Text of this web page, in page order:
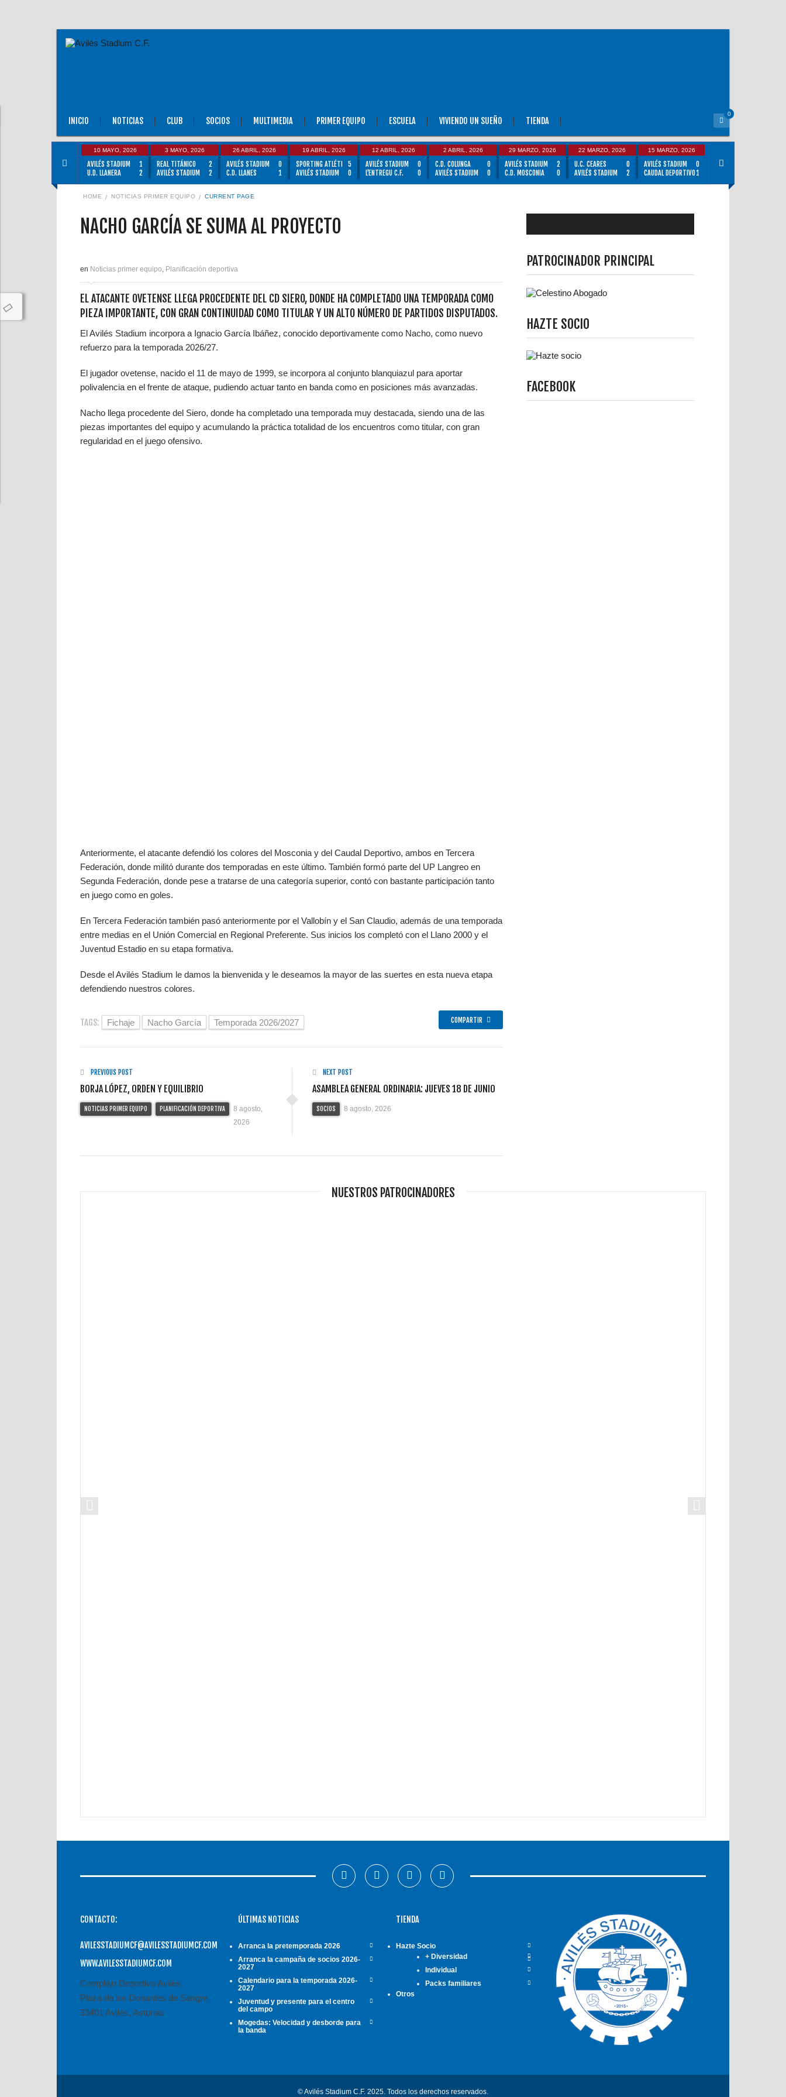
INICIO NOTICIAS CLUB SOCIOS MULTIMEDIA PRIMER EQUIPO ESCUELA VIVIENDO UN SUEÑO TIENDA
0
10 MAYO, 2026
AVILÉS STADIUM
1
U.D. LLANERA
2
3 MAYO, 2026
REAL TITÁNICO
2
AVILÉS STADIUM
2
26 ABRIL, 2026
AVILÉS STADIUM
0
C.D. LLANES
1
19 ABRIL, 2026
SPORTING ATLÉTI
5
AVILÉS STADIUM
0
12 ABRIL, 2026
AVILÉS STADIUM
0
L'ENTREGU C.F.
0
2 ABRIL, 2026
C.D. COLUNGA
0
AVILÉS STADIUM
0
29 MARZO, 2026
AVILÉS STADIUM
2
C.D. MOSCONIA
0
22 MARZO, 2026
U.C. CEARES
0
AVILÉS STADIUM
2
15 MARZO, 2026
AVILÉS STADIUM
0
CAUDAL DEPORTIVO1
HOME NOTICIAS PRIMER EQUIPO CURRENT PAGE
NACHO GARCÍA SE SUMA AL PROYECTO
en Noticias primer equipo, Planificación deportiva
EL ATACANTE OVETENSE LLEGA PROCEDENTE DEL CD SIERO, DONDE HA COMPLETADO UNA TEMPORADA COMO
PIEZA IMPORTANTE, CON GRAN CONTINUIDAD COMO TITULAR Y UN ALTO NÚMERO DE PARTIDOS DISPUTADOS.
El Avilés Stadium incorpora a Ignacio García Ibáñez, conocido deportivamente como Nacho, como nuevo
refuerzo para la temporada 2026/27.
El jugador ovetense, nacido el 11 de mayo de 1999, se incorpora al conjunto blanquiazul para aportar
polivalencia en el frente de ataque, pudiendo actuar tanto en banda como en posiciones más avanzadas.
Nacho llega procedente del Siero, donde ha completado una temporada muy destacada, siendo una de las
piezas importantes del equipo y acumulando la práctica totalidad de los encuentros como titular, con gran
regularidad en el juego ofensivo.
Anteriormente, el atacante defendió los colores del Mosconia y del Caudal Deportivo, ambos en Tercera
Federación, donde militó durante dos temporadas en este último. También formó parte del UP Langreo en
Segunda Federación, donde pese a tratarse de una categoría superior, contó con bastante participación tanto
en juego como en goles.
En Tercera Federación también pasó anteriormente por el Vallobín y el San Claudio, además de una temporada
entre medias en el Unión Comercial en Regional Preferente. Sus inicios los completó con el Llano 2000 y el
Juventud Estadio en su etapa formativa.
Desde el Avilés Stadium le damos la bienvenida y le deseamos la mayor de las suertes en esta nueva etapa
defendiendo nuestros colores.
TAGS: Fichaje Nacho García Temporada 2026/2027 COMPARTIR
PREVIOUS POST
BORJA LÓPEZ, ORDEN Y EQUILIBRIO
NOTICIAS PRIMER EQUIPO PLANIFICACIÓN DEPORTIVA
8 agosto,
2026
NEXT POST
ASAMBLEA GENERAL ORDINARIA: JUEVES 18 DE JUNIO
SOCIOS 8 agosto, 2026
PATROCINADOR PRINCIPAL
HAZTE SOCIO
FACEBOOK
NUESTROS PATROCINADORES
CONTACTO:
AVILESSTADIUMCF@AVILESSTADIUMCF.COM
WWW.AVILESSTADIUMCF.COM
Complejo Deportivo Avilés,
Plaza de los Donantes de Sangre
33401 Avilés, Asturias
ÚLTIMAS NOTICIAS
Arranca la pretemporada 2026
Arranca la campaña de socios 2026-
2027
Calendario para la temporada 2026-
2027
Juventud y presente para el centro
del campo
Mogedas: Velocidad y desborde para
la banda
TIENDA
Hazte Socio
+ Diversidad
Individual
Packs familiares
Otros
© Avilés Stadium C.F. 2025. Todos los derechos reservados.